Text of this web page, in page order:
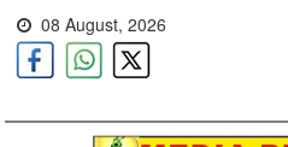
08 August, 2026